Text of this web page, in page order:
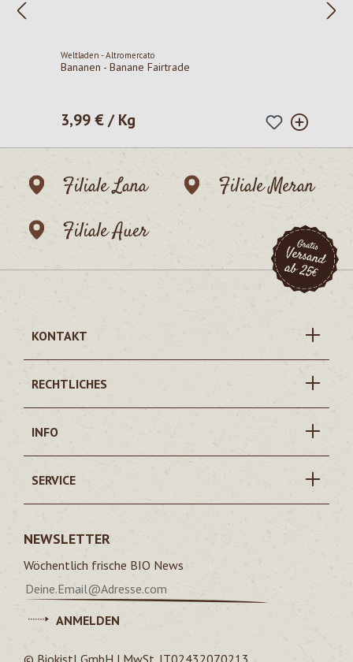
Weltladen - Altromercato
Bananen - Banane Fairtrade
Regulärer Preis:
3,99 € / Kg
Filiale Lana
Filiale Meran
Filiale Auer
KONTAKT
RECHTLICHES
INFO
SERVICE
NEWSLETTER
Wöchentlich frische BIO News
ANMELDEN